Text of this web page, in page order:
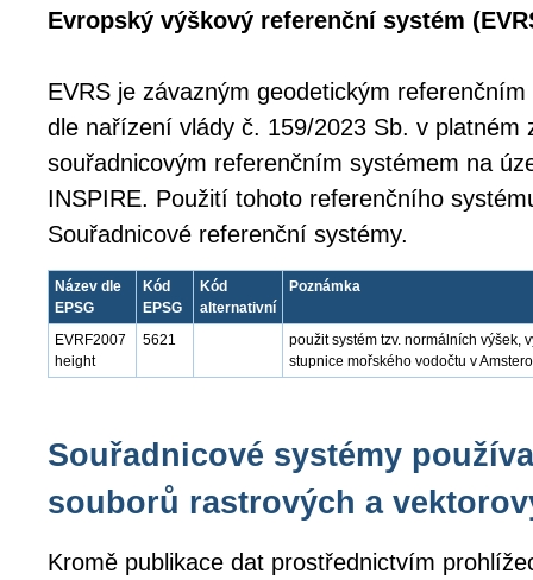
Evropský výškový referenční systém
EVRS je závazným geodetickým
dle nařízení vlády č. 159/2023 Sb. v platném
souřadnicovým referenčním systémem na
INSPIRE. Použití tohoto referenčního
Souřadnicové referenční systémy.
Název dle
EPSG
Kód
EPSG
Kód
alternativní
Poznámka
EVRF2007
height
5621
použit systém tzv. normálních výšek,
stupnice mořského vodočtu v
Souřadnicové systémy
souborů rastrových a
Kromě publikace dat prostřednictvím